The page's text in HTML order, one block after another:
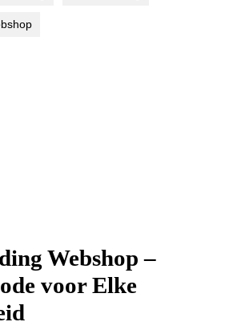
Webshop –
voor Elke